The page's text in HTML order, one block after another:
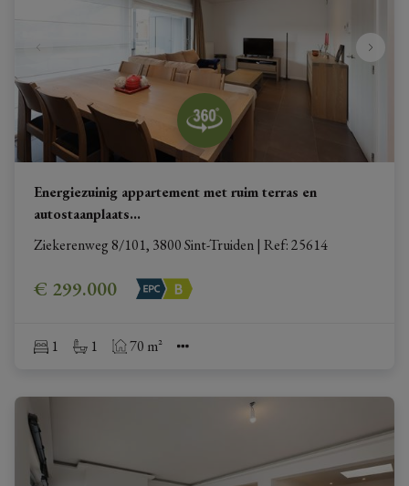
Energiezuinig appartement met ruim terras en
autostaanplaats...
Ziekerenweg 8/101, 3800 Sint-Truiden | Ref: 25614
€ 299.000
1 1 70 m²